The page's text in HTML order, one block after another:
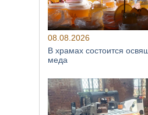
08.08.2026
В храмах состоится
меда